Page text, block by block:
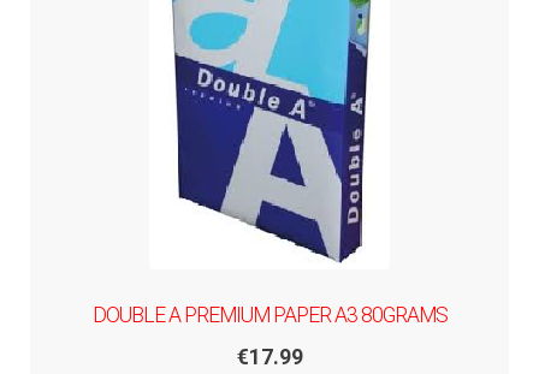
DOUBLE A PREMIUM PAPER A3 80GRAMS
€17.99